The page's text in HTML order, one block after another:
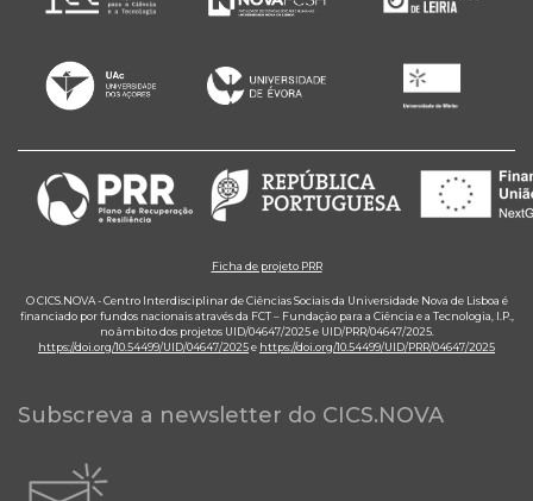
Ficha de projeto PRR
O CICS.NOVA - Centro Interdisciplinar de Ciências Sociais da Universidade Nova de Lisboa é
financiado por fundos nacionais através da FCT – Fundação para a Ciência e a Tecnologia, I.P.,
no âmbito dos projetos UID/04647/2025 e UID/PRR/04647/2025.
https://doi.org/10.54499/UID/04647/2025e https://doi.org/10.54499/UID/PRR/04647/2025
Subscreva a newsletter do CICS.NOVA